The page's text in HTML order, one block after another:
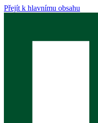
Přejít k hlavnímu obsahu